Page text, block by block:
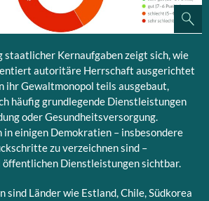
staatlicher Kernaufgaben zeigt sich, wie
autoritäre Herrschaft ausgerichtet
ihr Gewaltmonopol teils ausgebaut,
häufig grundlegende Dienstleistungen
oder Gesundheitsversorgung.
in einigen Demokratien – insbesondere
zu verzeichnen sind –
Dienstleistungen sichtbar.
sind Länder wie Estland, Chile, Südkorea